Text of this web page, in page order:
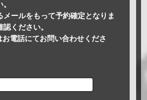
メールをもって予約確定となりま
ください。
電話にてお問い合わせくださ